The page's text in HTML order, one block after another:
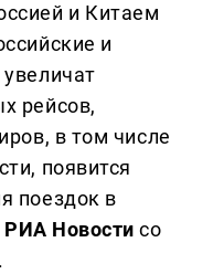
и Китаем
и
рейсов,
в том числе
появится
поездок в
РИА Новости со